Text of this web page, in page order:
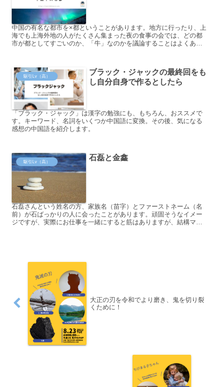
中国の有名な都市を×都ということがあります。地方に行ったり、上
海でも上海外地の人がたくさん集まった夜の食事の会では、どの都
市が都としてすごいのか、「牛」なのかを議論することはよくあり
駆引Lv（高）
ブラック・ジャックの最終回をも
し自分自身で作るとしたら
「ブラック・ジャック」は漢字の勉強にも、もちろん、おススメで
す。キーワード、名詞をいくつか中国語に変換。その後、気になる
感想の中国語を紹介します。
駆引Lv（高） 石磊と金鑫
石磊さんという姓名の方、家族名（苗字）とファーストネーム（名
前）が石ばっかりの人に会ったことがあります。頑固そうなイメー
ジですが、実際にお仕事を一緒にすると筋はありますが、結構マイ
大正の刃を令和でより磨き、鬼を切り裂
くために！